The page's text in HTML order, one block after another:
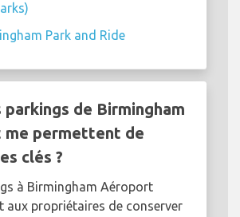
Park and Ride
parkings de Birmingham
me permettent de
clés ?
à Birmingham Aéroport
aux propriétaires de conserver